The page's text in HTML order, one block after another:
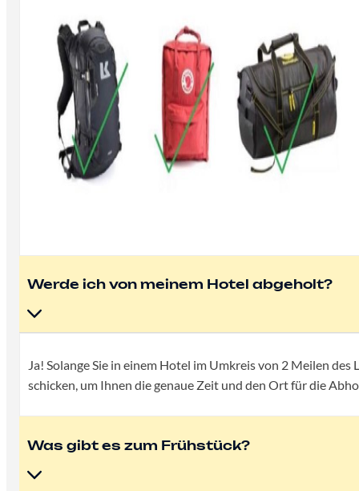
Werde ich von meinem Hotel abgeholt?
Ja! Solange Sie in einem Hotel im Umkreis von 2 Meilen
schicken, um Ihnen die genaue Zeit und den Ort für die
Was gibt es zum Frühstück?